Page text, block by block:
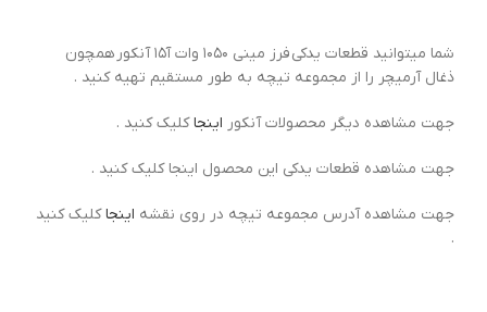
شما میتوانید قطعات یدکی فرز مینی ۱۰۵۰ وات آ۱۵ آنکور همچون
ذغال آرمیچر را از مجموعه تیچه به طور مستقیم تهیه کنید .
جهت مشاهده دیگر محصولات آنکور اینجاکلیک کنید .
جهت مشاهده قطعات یدکی این محصول اینجا کلیک کنید .
جهت مشاهده آدرس مجموعه تیچه در روی نقشه اینجاکلیک کنید
.